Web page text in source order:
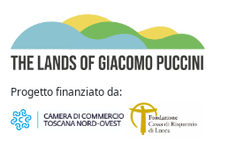
Skip to content
Progetto finanziato da: